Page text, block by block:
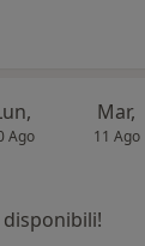
Ago
Mar,
11 Ago